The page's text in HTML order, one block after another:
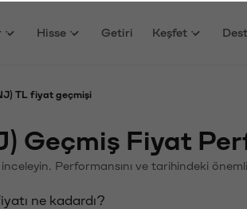
Hisse Getiri Keşfet
TL fiyat geçmişi
Geçmiş Fiyat
Performansını ve tarihindeki
ne kadardı?